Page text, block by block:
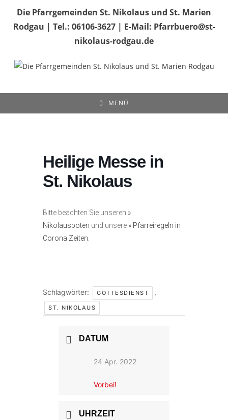
Inhalt
springen
Die Pfarrgemeinden St. Nikolaus und St. Marien
Rodgau | Tel.: 06106-3627 | E-Mail: Pfarrbuero@st-
nikolaus-rodgau.de
MENÜ
Heilige Messe in
St. Nikolaus
Bitte beachten Sie unseren »
Nikolausboten und unsere » Pfarreiregeln in
Corona Zeiten.
Schlagwörter: GOTTESDIENST ,
ST. NIKOLAUS
DATUM
24 Apr. 2022
Vorbei!
UHRZEIT